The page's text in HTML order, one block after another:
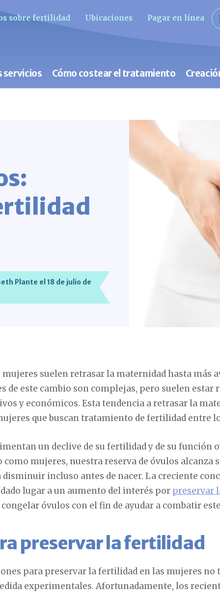
sobre fertilidad Ubicaciones Pagar en línea
servicios Cómo costear el tratamiento
Plante el 18 de julio de
mujeres suelen retrasar la maternidad hasta más
de este cambio son complejas, pero suelen estar
y económicos. Esta tendencia a retrasar la
que buscan tratamiento de fertilidad entre
un declive de su fertilidad y de su función
mujeres, nuestra reserva de óvulos alcanza
disminuir incluso antes de nacer. La creciente
lugar a un aumento del interés por preservar
congelar óvulos con el fin de ayudar a combatir
preservar la fertilidad
para preservar la fertilidad en las mujeres no
experimentales. Afortunadamente, los